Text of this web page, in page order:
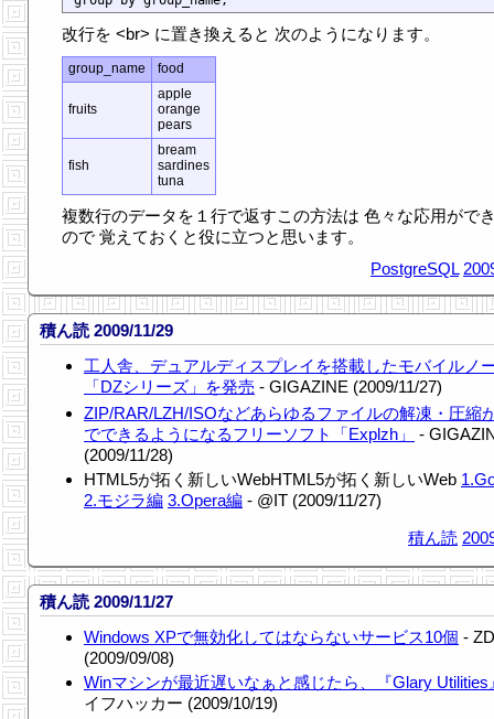
改行を <br> に置き換えると 次のようになります。
group_name food
fruits
apple
orange
pears
fish
bream
sardines
tuna
複数行のデータを１行で返すこの方法は 色々な応用がで
ので 覚えておくと役に立つと思います。
PostgreSQL
積ん読 2009/11/29
工人舎、デュアルディスプレイを搭載したモバイルノ
「DZシリーズ」を発売 - GIGAZINE (2009/11/27)
ZIP/RAR/LZH/ISOなどあらゆるファイルの解凍・圧縮
でできるようになるフリーソフト「Explzh」
-
(2009/11/28)
HTML5が拓く新しいWebHTML5が拓く新しいWeb
2.モジラ編 3.Opera編 - @IT (2009/11/27)
積ん読
積ん読 2009/11/27
Windows XPで無効化してはならないサービス10個 -
(2009/09/08)
Winマシンが最近遅いなぁと感じたら、『Glary Utilities
イフハッカー (2009/10/19)